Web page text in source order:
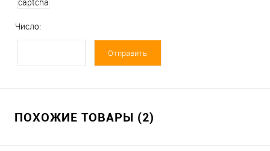
Число:
ПОХОЖИЕ ТОВАРЫ (2)